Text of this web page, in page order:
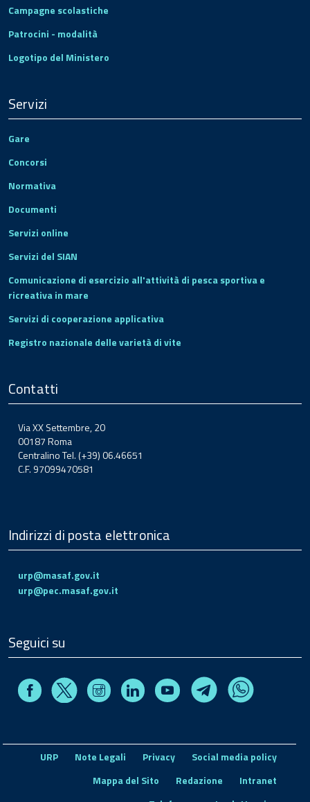
Campagne scolastiche
Patrocini - modalità
Logotipo del Ministero
Servizi
Gare
Concorsi
Normativa
Documenti
Servizi online
Servizi del SIAN
Comunicazione di esercizio all'attività di pesca sportiva e
ricreativa in mare
Servizi di cooperazione applicativa
Registro nazionale delle varietà di vite
Contatti
Via XX Settembre, 20
00187 Roma
Centralino Tel. (+39) 06.46651
C.F. 97099470581
Indirizzi di posta elettronica
urp@masaf.gov.it
urp@pec.masaf.gov.it
Seguici su
FacebookX InstagramLinkedin Youtube TelegramWhatsapp
URP Note Legali Privacy
Social media policy
Mappa del Sito
Redazione
Intranet